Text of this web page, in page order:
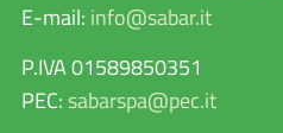
E-mail: info@sabar.it
P.IVA 01589850351
PEC: sabarspa@pec.it